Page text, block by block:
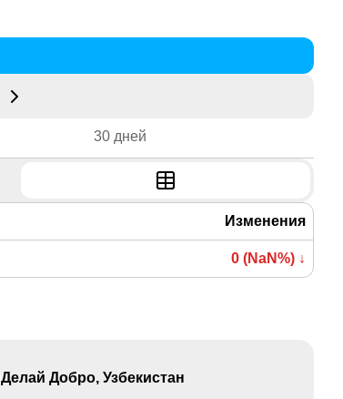
30 дней
Изменения
0 (NaN%) ↓
Делай Добро, Узбекистан